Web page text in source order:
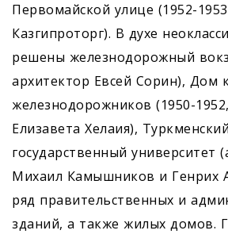
Первомайской улице (1952-
Казгипроторг). В духе
решены железнодорожный
архитектор Евсей Сорин), Дом
железнодорожников (1950-
Елизавета Хелаия), Туркменский
государственный университет
Михаил Камышников и Генрих
ряд правительственных и
зданий, а также жилых домов.